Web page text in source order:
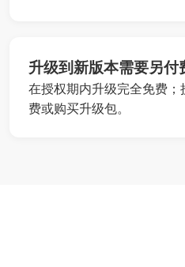
升级到新版本需要另付
在授权期内升级完全免费
费或购买升级包。